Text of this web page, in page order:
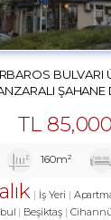
BULVARI
ŞAHANE
TL85,000
160m²
İş Yeri
Beşiktaş